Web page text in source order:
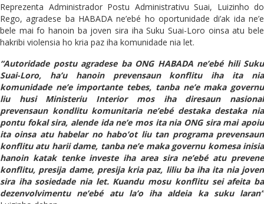
Reprezenta Administrador Postu Administrativu Suai, Luizinho do
Rego, agradese ba HABADA ne’ebé ho oportunidade di’ak ida ne’e
bele mai fo hanoin ba joven sira iha Suku Suai-Loro oinsa atu bele
hakribi violensia ho kria paz iha komunidade nia let.
“Autoridade postu agradese ba ONG HABADA ne’ebé hili Suku
Suai-Loro, ha’u hanoin prevensaun konflitu iha ita nia
komunidade ne’e importante tebes, tanba ne’e maka governu
liu husi Ministeriu Interior mos iha diresaun nasional
prevensaun kondlitu komunitaria ne’ebé destaka destaka nia
pontu fokal sira, alende ida ne’e mos ita nia ONG sira mai apoiu
ita oinsa atu habelar no habo’ot liu tan programa prevensaun
konflitu atu harii dame, tanba ne’e maka governu komesa inisia
hanoin katak tenke investe iha area sira ne’ebé atu prevene
konflitu, presija dame, presija kria paz, liliu ba iha ita nia joven
sira iha sosiedade nia let. Kuandu mosu konflitu sei afeita ba
dezenvolvimentu ne’ebé atu la’o iha aldeia ka suku laran”